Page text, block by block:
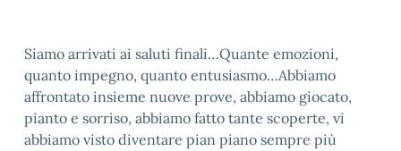
Siamo arrivati ai saluti finali…Quante emozioni,
quanto impegno, quanto entusiasmo…Abbiamo
affrontato insieme nuove prove, abbiamo giocato,
pianto e sorriso, abbiamo fatto tante scoperte, vi
abbiamo visto diventare pian piano sempre più